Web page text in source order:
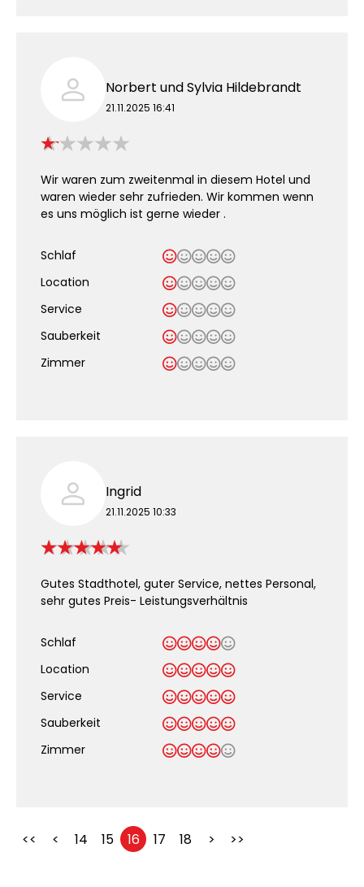
Norbert und Sylvia Hildebrandt
21.11.2025 16:41
Wir waren zum zweitenmal in diesem Hotel und
waren wieder sehr zufrieden. Wir kommen wenn
es uns möglich ist gerne wieder .
Schlaf
Location
Service
Sauberkeit
Zimmer
Ingrid
21.11.2025 10:33
Gutes Stadthotel, guter Service, nettes Personal,
sehr gutes Preis- Leistungsverhältnis
Schlaf
Location
Service
Sauberkeit
Zimmer
<< < 14 15 16 17 18 > >>